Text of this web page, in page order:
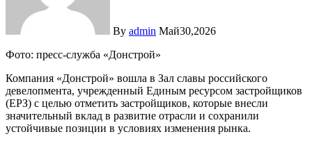
By admin Май30,2026
Фото: пресс-служба «Донстрой»
Компания «Донстрой» вошла в Зал славы российского
девелопмента, учрежденный Единым ресурсом застройщиков
(ЕРЗ) с целью отметить застройщиков, которые внесли
значительный вклад в развитие отрасли и сохранили
устойчивые позиции в условиях изменения рынка.